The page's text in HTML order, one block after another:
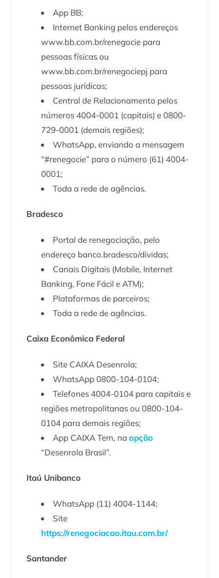
App BB;
Internet Banking pelos endereços
www.bb.com.br/renegocie para
pessoas físicas ou
www.bb.com.br/renegociepj para
pessoas jurídicas;
Central de Relacionamento pelos
números 4004-0001 (capitais) e 0800-
729-0001 (demais regiões);
WhatsApp, enviando a mensagem
“#renegocie” para o número (61) 4004-
0001;
Toda a rede de agências.
Bradesco
Portal de renegociação, pelo
endereço banco.bradesco/dividas;
Canais Digitais (Mobile, Internet
Banking, Fone Fácil e ATM);
Plataformas de parceiros;
Toda a rede de agências.
Caixa Econômica Federal
Site CAIXA Desenrola;
WhatsApp 0800-104-0104;
Telefones 4004-0104 para capitais e
regiões metropolitanas ou 0800-104-
0104 para demais regiões;
App CAIXA Tem, na opção
“Desenrola Brasil”.
Itaú Unibanco
WhatsApp (11) 4004-1144;
Site
https://renegociacao.itau.com.br/
Santander